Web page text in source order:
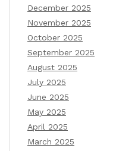
December 2025
November 2025
October 2025
September 2025
August 2025
July 2025
June 2025
May 2025
April 2025
March 2025